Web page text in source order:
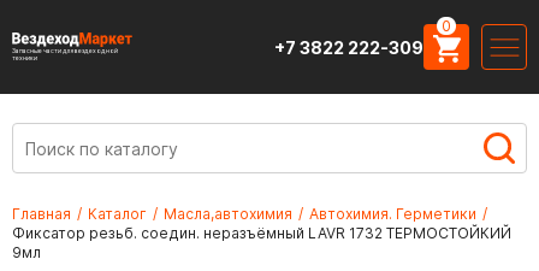
Запасные части для вездеходной
техники
+7 3822 222-309
0
Главная / Каталог / Масла,автохимия / Автохимия. Герметики /
Фиксатор резьб. соедин. неразъёмный LAVR 1732 ТЕРМОСТОЙКИЙ
9мл